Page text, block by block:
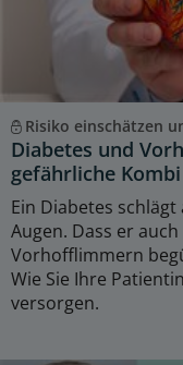
Risiko einschätzen
Diabetes und
gefährliche Kombi
Ein Diabetes
Augen. Dass er
Vorhofflimmern
Wie Sie Ihre
versorgen.